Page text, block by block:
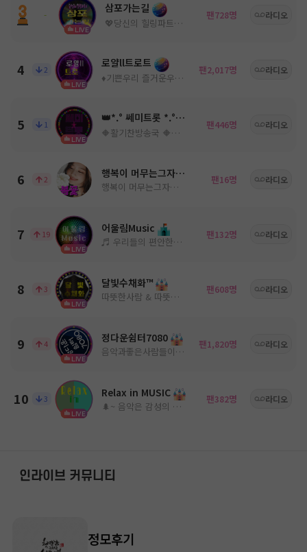
-
LIVE
삼포가는길
💖당신의 힐링파트너💖ノ。담: ◈
팬728명 라디오
4 2
LIVE
로얄ll트로트
♦️기쁜우리 즐거운우리♦️
팬2,017명 라디오
5 1
LIVE
👑*.° 쎄미트롯 *.°👑
🔶활기찬방송국 🔶쎄미트롯🔶
팬446명 라디오
6 2 행복이 머무는그자리
행복이 머무는그자리 트로트 0시에 종방 합니다
팬16명 라디오
7 19
LIVE
어울림Music
♬ 우리들의 편안한휴식 공간♬
팬132명 라디오
8 3
LIVE
달빛수채화™
따뜻한사람 & 따뜻한음악
팬608명 라디오
9 4
LIVE
정다운쉼터7080
음악과좋은사람들이 있는곳 ^^
팬1,820명 라디오
10 3
LIVE
Relax in MUSIC
🌲~ 음악은 감성의 움직임을 유도한다! ~🌳
팬382명 라디오
인라이브 커뮤니티
정모후기